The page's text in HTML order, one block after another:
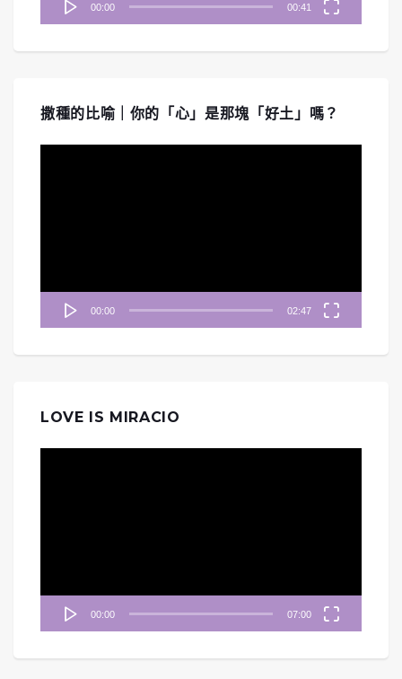
00:00 00:41
撒種的比喻｜你的「心」是那塊「好土」嗎？
00:00 02:47
LOVE IS MIRACIO
00:00 07:00